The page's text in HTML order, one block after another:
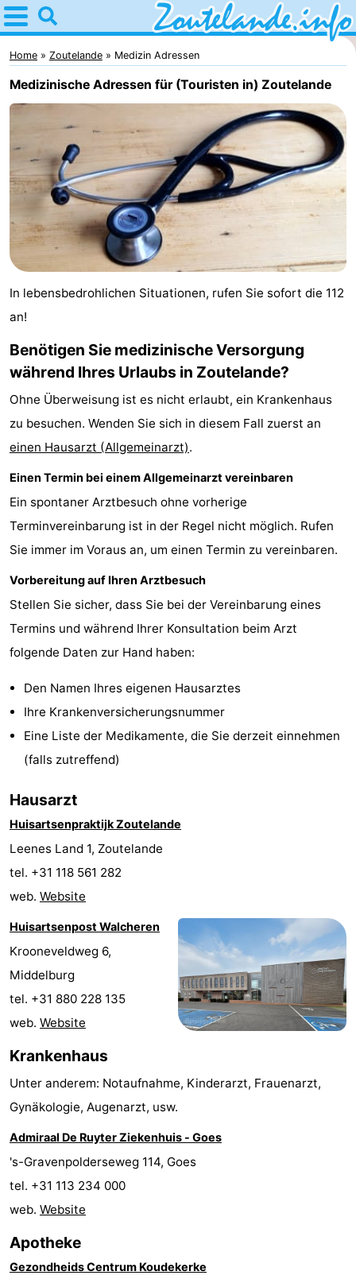
Home
Zoutelande
Tipps
kindern
Webcam
Webcam
Langstraat
Webcam
Strand
Übernachten
Aparthotel
-
Duinoord
-
Duinweg
18
-
Kurhaus
-
Residentie
Soutelande
Campingplätze
Ferienhäuser
-
De
Zandput
-
Duinzicht
Joossesweg
-
Kustlicht
Meerpaal
-
Strandcamping
Valkenisse
-
Zee,
en
Duin
Hotels
(mit
Frühstück)
Lastminutes
Strand
Sehen
&
tun
-
Museen
-
Denkmäler
-
Leuchtturme
-
Aussichtspunkte
Attraktionen
Home Zoutelande Medizin Adressen
Medizinische Adressen für (Touristen in) Zoutelande
In lebensbedrohlichen Situationen, rufen Sie sofort die 112
an!
Benötigen Sie medizinische Versorgung
während Ihres Urlaubs in Zoutelande?
Ohne Überweisung ist es nicht erlaubt, ein Krankenhaus
zu besuchen. Wenden Sie sich in diesem Fall zuerst an
einen Hausarzt (Allgemeinarzt).
Einen Termin bei einem Allgemeinarzt vereinbaren
Ein spontaner Arztbesuch ohne vorherige
Terminvereinbarung ist in der Regel nicht möglich. Rufen
Sie immer im Voraus an, um einen Termin zu vereinbaren.
Vorbereitung auf Ihren Arztbesuch
Stellen Sie sicher, dass Sie bei der Vereinbarung eines
Termins und während Ihrer Konsultation beim Arzt
folgende Daten zur Hand haben:
Den Namen Ihres eigenen Hausarztes
Ihre Krankenversicherungsnummer
Eine Liste der Medikamente, die Sie derzeit einnehmen
(falls zutreffend)
Hausarzt
Huisartsenpraktijk Zoutelande
Leenes Land 1, Zoutelande
tel. +31 118 561 282
web. Website
Huisartsenpost Walcheren
Krooneveldweg 6,
Middelburg
tel. +31 880 228 135
web. Website
Krankenhaus
Unter anderem: Notaufnahme, Kinderarzt, Frauenarzt,
Gynäkologie, Augenarzt, usw.
Admiraal De Ruyter Ziekenhuis - Goes
's-Gravenpolderseweg 114, Goes
tel. +31 113 234 000
web. Website
Apotheke
Gezondheids Centrum Koudekerke